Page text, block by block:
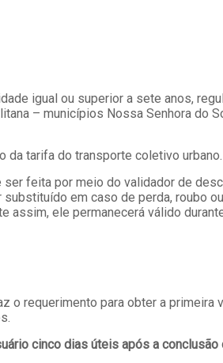
igual ou superior a sete anos,
– municípios Nossa Senhora do
da tarifa do transporte coletivo urbano.
feita por meio do validador de
em caso de perda, roubo
assim, ele permanecerá válido
o requerimento para obter a
cinco dias úteis após a